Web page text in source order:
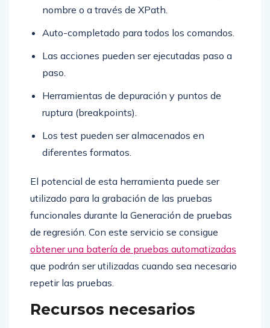
nombre o a través de XPath.
Auto-completado para todos los comandos.
Las acciones pueden ser ejecutadas paso a
paso.
Herramientas de depuración y puntos de
ruptura (breakpoints).
Los test pueden ser almacenados en
diferentes formatos.
El potencial de esta herramienta puede ser
utilizado para la grabación de las pruebas
funcionales durante la Generación de pruebas
de regresión. Con este servicio se consigue
obtener una batería de pruebas automatizadas
que podrán ser utilizadas cuando sea necesario
repetir las pruebas.
Recursos necesarios